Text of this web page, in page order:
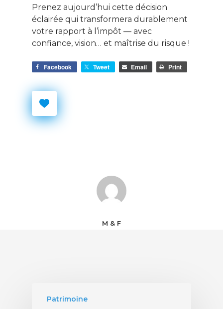
Prenez aujourd’hui cette décision
éclairée qui transformera durablement
votre rapport à l’impôt — avec
confiance, vision… et maîtrise du risque !
Facebook Tweet Email Print
M & F
Patrimoine